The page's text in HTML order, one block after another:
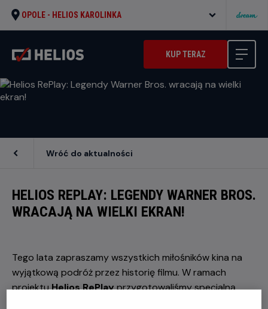
OPOLE - HELIOS KAROLINKA
KUP TERAZ
HELIOS REPLAY: LEGENDY WARNER BROS.
WRACAJĄ NA WIELKI EKRAN!
Wróć do aktualności
Tego lata zapraszamy wszystkich miłośników kina na
wyjątkową podróż przez historię filmu. W ramach
projektuHelios RePlayprzygotowaliśmy specjalną